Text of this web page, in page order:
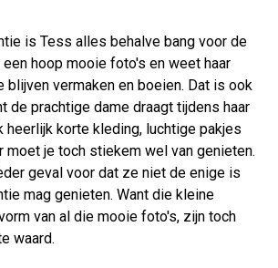
is Tess alles behalve bang voor de
een hoop mooie foto's en weet haar
blijven vermaken en boeien. Dat is ook
de prachtige dame draagt tijdens haar
heerlijk korte kleding, luchtige pakjes
moet je toch stiekem wel van genieten.
geval voor dat ze niet de enige is
mag genieten. Want die kleine
van al die mooie foto's, zijn toch
waard.